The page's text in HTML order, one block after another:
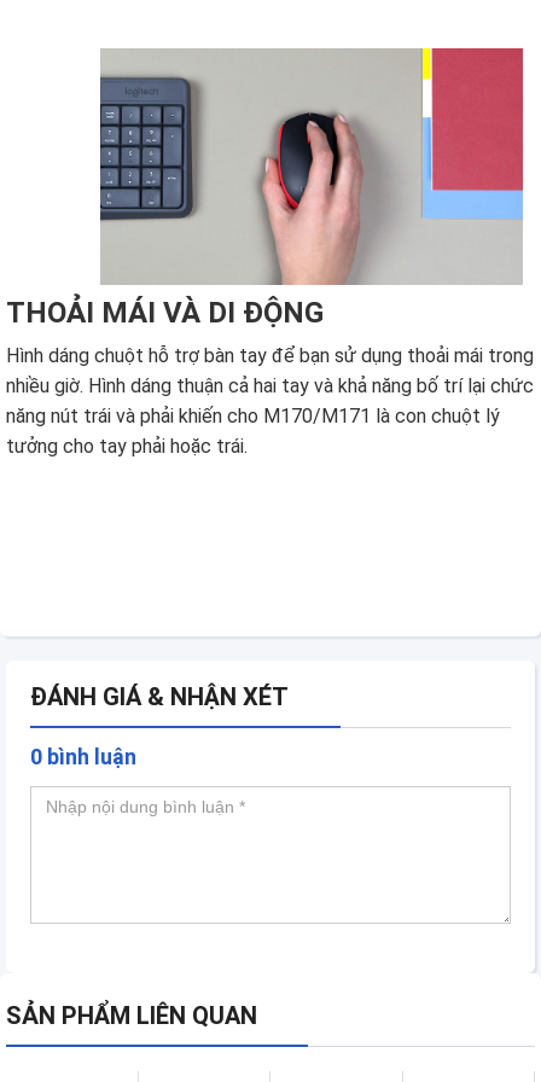
THOẢI MÁI VÀ DI ĐỘNG
Hình dáng chuột hỗ trợ bàn tay để bạn sử dụng thoải mái trong
nhiều giờ. Hình dáng thuận cả hai tay và khả năng bố trí lại chức
năng nút trái và phải khiến cho M170/M171 là con chuột lý
tưởng cho tay phải hoặc trái.
ĐÁNH GIÁ & NHẬN XÉT
0 bình luận
SẢN PHẨM LIÊN QUAN